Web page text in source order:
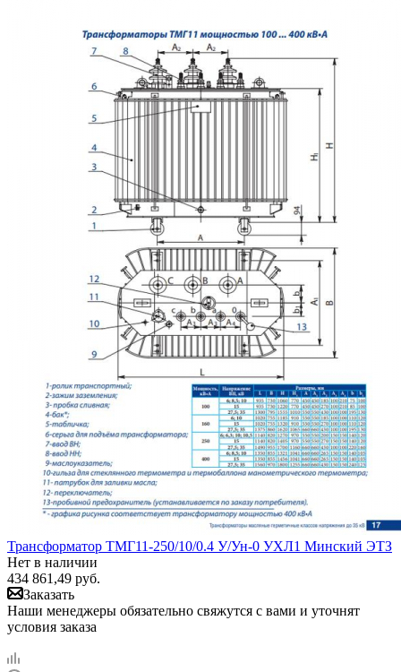
Трансформатор ТМГ11-250/10/0.4 У/Ун-0 УХЛ1 Минский ЭТЗ
Нет в наличии
434 861,49 руб.
Заказать
Наши менеджеры обязательно свяжутся с вами и уточнят
условия заказа